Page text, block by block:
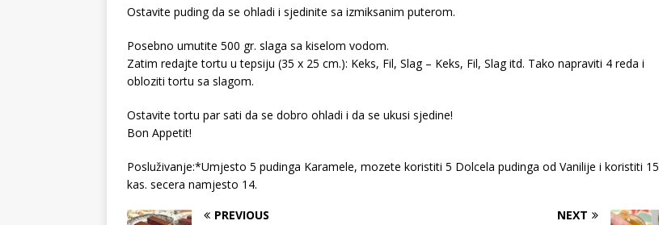
Ostavite puding da se ohladi i sjedinite sa izmiksanim puterom.
Posebno umutite 500 gr. slaga sa kiselom vodom.
Zatim redajte tortu u tepsiju (35 x 25 cm.): Keks, Fil, Slag – Keks, Fil, Slag itd. Tako napraviti 4 reda i
obloziti tortu sa slagom.
Ostavite tortu par sati da se dobro ohladi i da se ukusi sjedine!
Bon Appetit!
Posluživanje:*Umjesto 5 pudinga Karamele, mozete koristiti 5 Dolcela pudinga od Vanilije i koristiti 15
kas. secera namjesto 14.
PREVIOUS
NEXT